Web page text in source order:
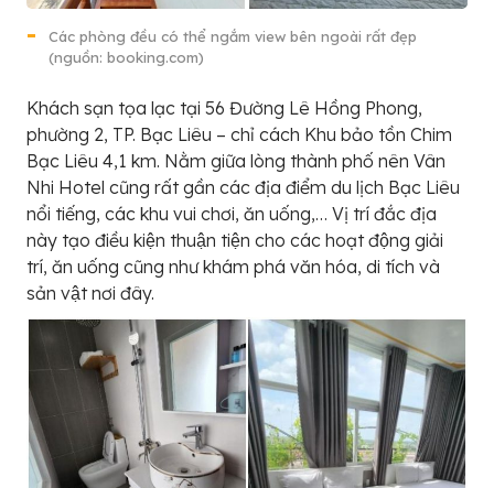
Các phòng đều có thể ngắm view bên ngoài rất đẹp
(nguồn: booking.com)
Khách sạn tọa lạc tại 56 Đường Lê Hồng Phong,
phường 2, TP. Bạc Liêu – chỉ cách Khu bảo tồn Chim
Bạc Liêu 4,1 km. Nằm giữa lòng thành phố nên Vân
Nhi Hotel cũng rất gần các địa điểm du lịch Bạc Liêu
nổi tiếng, các khu vui chơi, ăn uống,… Vị trí đắc địa
này tạo điều kiện thuận tiện cho các hoạt động giải
trí, ăn uống cũng như khám phá văn hóa, di tích và
sản vật nơi đây.